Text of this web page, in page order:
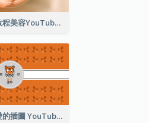
簡單的化妝教程美容YouTube頻道圖片
老虎動物可愛的插圖 YouTube 頻道圖片